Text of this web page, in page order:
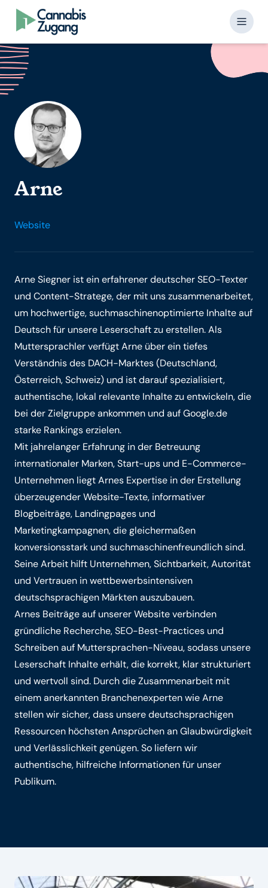
Skip to content
Arne
Website
Arne Siegner ist ein erfahrener deutscher SEO-Texter
und Content-Stratege, der mit uns zusammenarbeitet,
um hochwertige, suchmaschinenoptimierte Inhalte auf
Deutsch für unsere Leserschaft zu erstellen. Als
Muttersprachler verfügt Arne über ein tiefes
Verständnis des DACH-Marktes (Deutschland,
Österreich, Schweiz) und ist darauf spezialisiert,
authentische, lokal relevante Inhalte zu entwickeln, die
bei der Zielgruppe ankommen und auf Google.de
starke Rankings erzielen.
Mit jahrelanger Erfahrung in der Betreuung
internationaler Marken, Start-ups und E-Commerce-
Unternehmen liegt Arnes Expertise in der Erstellung
überzeugender Website-Texte, informativer
Blogbeiträge, Landingpages und
Marketingkampagnen, die gleichermaßen
konversionsstark und suchmaschinenfreundlich sind.
Seine Arbeit hilft Unternehmen, Sichtbarkeit, Autorität
und Vertrauen in wettbewerbsintensiven
deutschsprachigen Märkten auszubauen.
Arnes Beiträge auf unserer Website verbinden
gründliche Recherche, SEO-Best-Practices und
Schreiben auf Muttersprachen-Niveau, sodass unsere
Leserschaft Inhalte erhält, die korrekt, klar strukturiert
und wertvoll sind. Durch die Zusammenarbeit mit
einem anerkannten Branchenexperten wie Arne
stellen wir sicher, dass unsere deutschsprachigen
Ressourcen höchsten Ansprüchen an Glaubwürdigkeit
und Verlässlichkeit genügen. So liefern wir
authentische, hilfreiche Informationen für unser
Publikum.